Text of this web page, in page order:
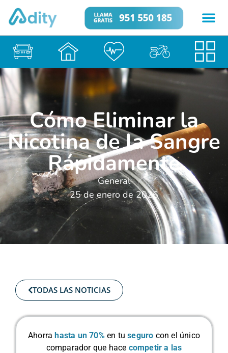
Cómo Eliminar la
Nicotina de la Sangre
Rápidamente
General
25 de enero de 2026
TODAS LAS NOTICIAS
Ahorra hasta un 70% en tuseguro con el único
comparador que hace competir a las